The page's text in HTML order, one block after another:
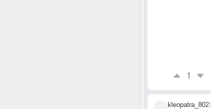
1
kleopatra_802